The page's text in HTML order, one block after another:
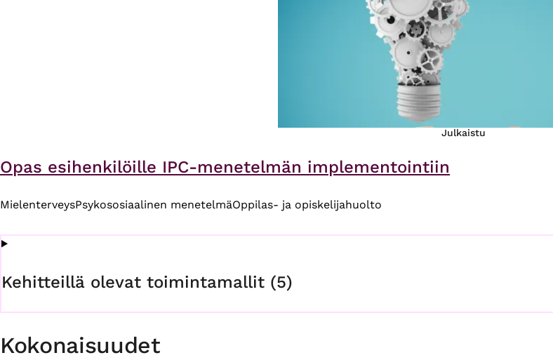
Julkaistu
Opas esihenkilöille IPC-menetelmän implementointiin
MielenterveysPsykososiaalinen menetelmäOppilas- ja opiskelijahuolto
Kehitteillä olevat toimintamallit (5)
Kokonaisuudet